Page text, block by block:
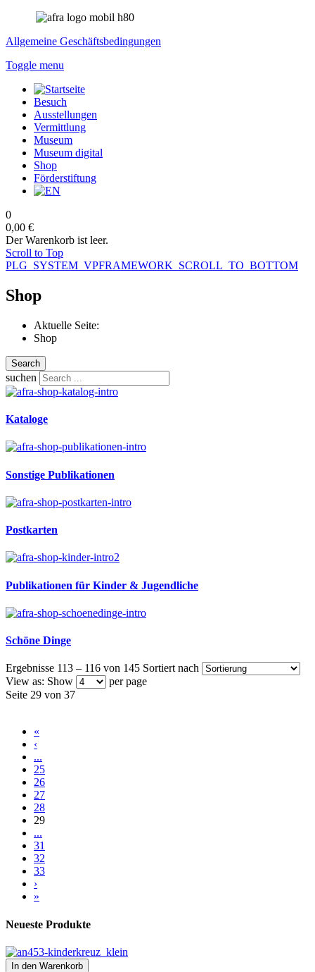
Allgemeine Geschäftsbedingungen
Toggle menu
Besuch
Ausstellungen
Vermittlung
Museum
Museum digital
Shop
Förderstiftung
0
0,00 €
Der Warenkorb ist leer.
Scroll to Top
PLG_SYSTEM_VPFRAMEWORK_SCROLL_TO_BOTTOM
Shop
Aktuelle Seite:
Shop
Search
suchen
Kataloge
Sonstige Publikationen
Postkarten
Publikationen für Kinder & Jugendliche
Schöne Dinge
Ergebnisse 113 – 116 von 145 Sortiert nach
View as: Show
per page
Seite 29 von 37
«
‹
...
25
26
27
28
29
...
31
32
33
›
»
Neueste Produkte
In den Warenkorb